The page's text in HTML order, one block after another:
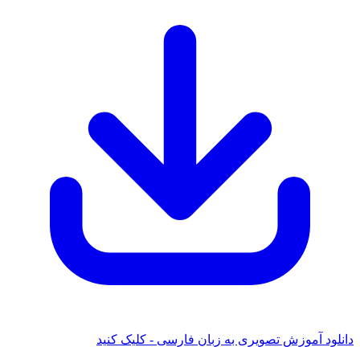
دانلود آموزش تصویری به زبان فارسی - کلیک کنید